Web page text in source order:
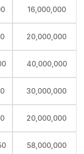
16,000,000
20,000,000
40,000,000
30,000,000
20,000,000
58,000,000